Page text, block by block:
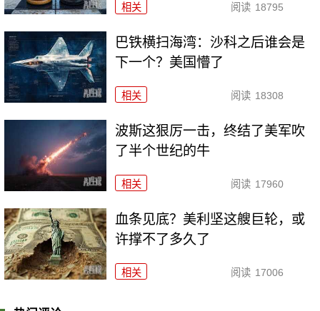
相关 阅读 18795
巴铁横扫海湾：沙科之后谁会是
下一个？美国懵了
相关 阅读 18308
波斯这狠厉一击，终结了美军吹
了半个世纪的牛
相关 阅读 17960
血条见底？美利坚这艘巨轮，或
许撑不了多久了
相关 阅读 17006